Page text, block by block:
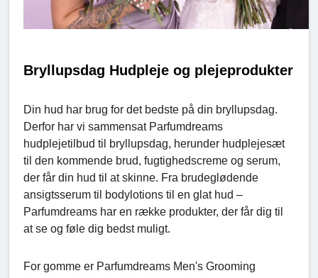
Bryllupsdag Hudpleje og plejeprodukter
Din hud har brug for det bedste på din bryllupsdag.
Derfor har vi sammensat Parfumdreams
hudplejetilbud til bryllupsdag, herunder hudplejesæt
til den kommende brud, fugtighedscreme og serum,
der får din hud til at skinne. Fra brudeglødende
ansigtsserum til bodylotions til en glat hud –
Parfumdreams har en række produkter, der får dig til
at se og føle dig bedst muligt.
For gomme er Parfumdreams Men's Grooming